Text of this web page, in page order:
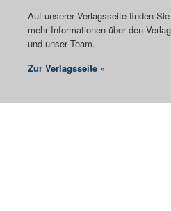
Auf unserer Verlagsseite finden Sie
mehr Informationen über den Verlag
und unser Team.
Zur Verlagsseite »